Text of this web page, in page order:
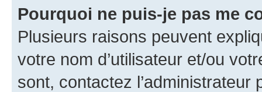
Pourquoi ne puis-je pas me
Plusieurs raisons peuvent
votre nom d’utilisateur et/ou
sont, contactez l’administrateur